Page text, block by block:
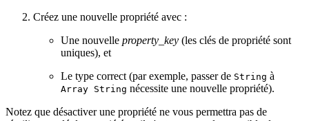
Créez une nouvelle propriété avec :
Une nouvelle property_key (les clés de propriété sont
uniques), et
Le type correct (par exemple, passer de String à
Array String nécessite une nouvelle propriété).
Notez que désactiver une propriété ne vous permettra pas de